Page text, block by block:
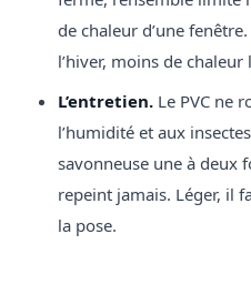
de chaleur d’une
l’hiver, moins de chaleur
L’entretien. Le PVC ne
l’humidité et aux
savonneuse une à deux
repeint jamais. Léger, il
la pose.